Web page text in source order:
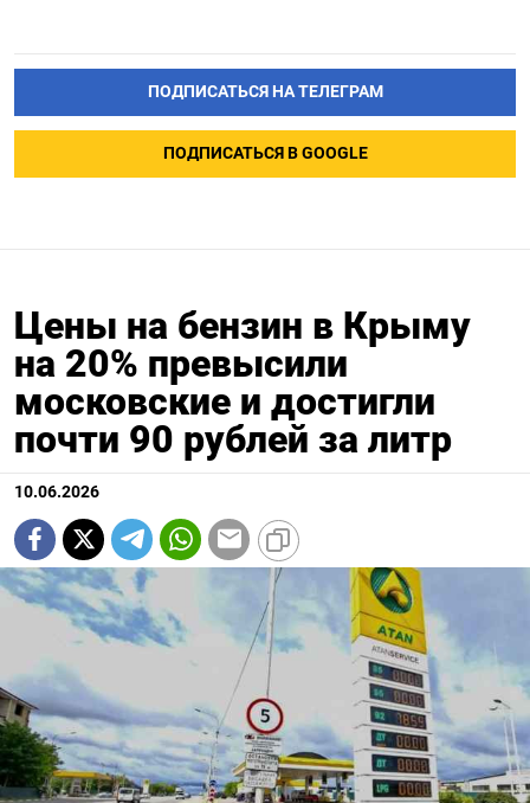
ПОДПИСАТЬСЯ НА ТЕЛЕГРАМ
ПОДПИСАТЬСЯ В GOOGLE
Цены на бензин в Крыму
на 20% превысили
московские и достигли
почти 90 рублей за литр
10.06.2026